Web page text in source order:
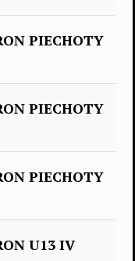
PIECHOTY
PIECHOTY
PIECHOTY
U13 IV